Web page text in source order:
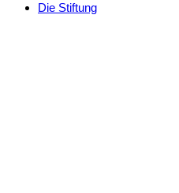
Die Stiftung